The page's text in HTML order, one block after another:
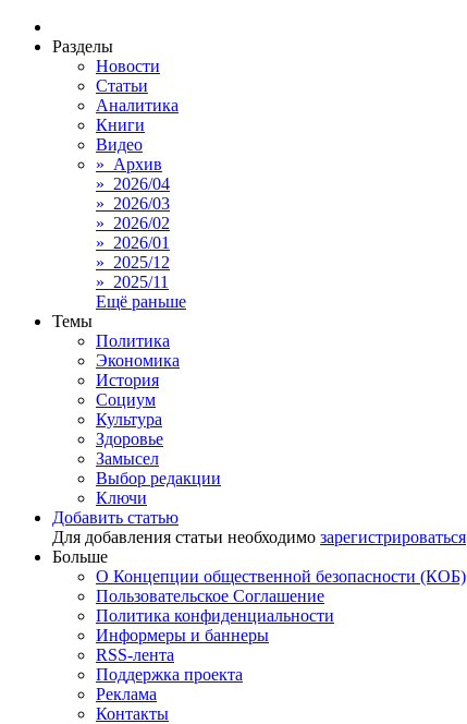
Разделы
Новости
Статьи
Аналитика
Книги
Видео
» Архив
» 2026/04
» 2026/03
» 2026/02
» 2026/01
» 2025/12
» 2025/11
Ещё раньше
Темы
Политика
Экономика
История
Социум
Культура
Здоровье
Замысел
Выбор редакции
Ключи
Добавить статью
Для добавления статьи необходимо зарегистрироваться
Больше
О Концепции общественной безопасности (КОБ)
Пользовательское Соглашение
Политика конфиденциальности
Информеры и баннеры
RSS-лента
Поддержка проекта
Реклама
Контакты